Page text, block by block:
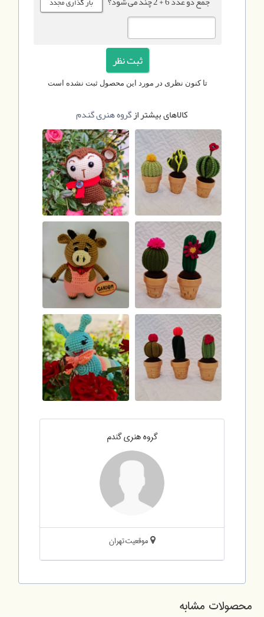
تا کنون نظری در مورد این محصول ثبت نشده است
کالاهای بیشتر ازگروه هنری گندم
گروه هنری گندم
موقعیت:تهران
محصولات مشابه